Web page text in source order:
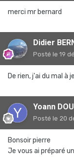
merci mr bernard
Didier
Posté le 19
De rien, j'ai du mal à
Yoann
Posté le 20
Bonsoir pierre
Je vous ai préparé